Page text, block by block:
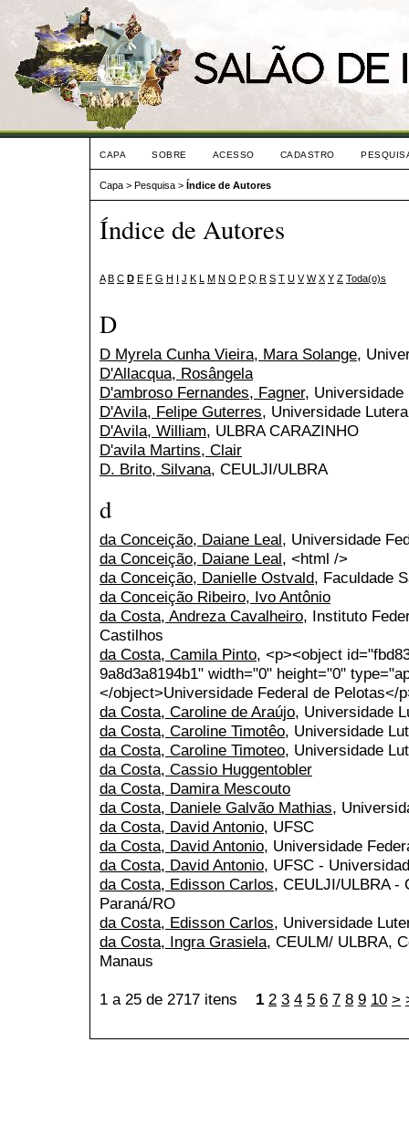
CAPA SOBRE ACESSO CADASTRO
Capa > Pesquisa > Índice de Autores
Índice de Autores
A B C D E F G H I J K L M N O P Q R S T U V W X Y Z Toda(o)s
D
D Myrela Cunha Vieira, Mara Solange,
D'Allacqua, Rosângela
D'ambroso Fernandes, Fagner, Universidade
D'Avila, Felipe Guterres, Universidade
D'Avila, William, ULBRA CARAZINHO
D'avila Martins, Clair
D. Brito, Silvana, CEULJI/ULBRA
d
da Conceição, Daiane Leal, Universidade
da Conceição, Daiane Leal, <html />
da Conceição, Danielle Ostvald, Faculdade
da Conceição Ribeiro, Ivo Antônio
da Costa, Andreza Cavalheiro, Instituto
Castilhos
da Costa, Camila Pinto, <p><object
9a8d3a8194b1" width="0" height="0"
</object>Universidade Federal de Pelotas</
da Costa, Caroline de Araújo, Universidade
da Costa, Caroline Timotêo, Universidade
da Costa, Caroline Timoteo, Universidade
da Costa, Cassio Huggentobler
da Costa, Damira Mescouto
da Costa, Daniele Galvão Mathias,
da Costa, David Antonio, UFSC
da Costa, David Antonio, Universidade
da Costa, David Antonio, UFSC -
da Costa, Edisson Carlos, CEULJI/ULBRA -
Paraná/RO
da Costa, Edisson Carlos, Universidade
da Costa, Ingra Grasiela, CEULM/ ULBRA,
Manaus
1 a 25 de 2717 itens 1 2 3 4 5 6 7 8 9 10 >